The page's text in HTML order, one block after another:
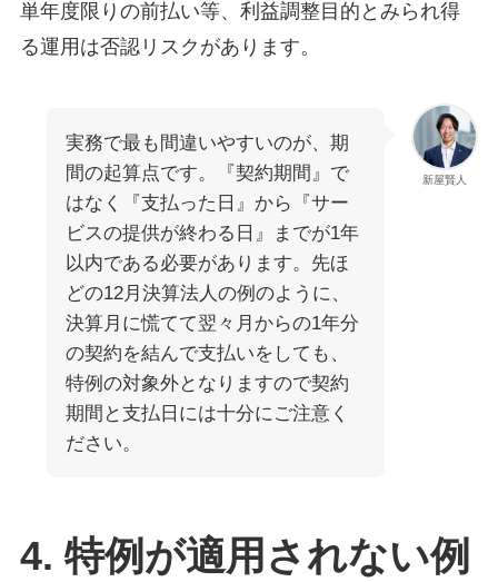
単年度限りの前払い等、利益調整目的とみられ得
る運用は否認リスクがあります。
新屋賢人
実務で最も間違いやすいのが、期
間の起算点です。『契約期間』で
はなく『支払った日』から『サー
ビスの提供が終わる日』までが1年
以内である必要があります。先ほ
どの12月決算法人の例のように、
決算月に慌てて翌々月からの1年分
の契約を結んで支払いをしても、
特例の対象外となりますので契約
期間と支払日には十分にご注意く
ださい。
4. 特例が適用されない例